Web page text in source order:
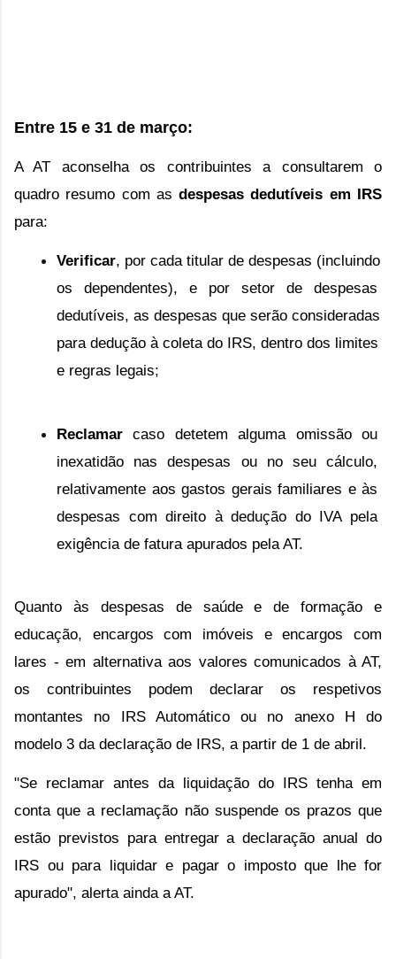
Entre 15 e 31 de março:
A AT aconselha os contribuintes a consultarem o
quadro resumo com as despesas dedutíveis em IRS
para:
Verificar, por cada titular de despesas (incluindo
os dependentes), e por setor de despesas
dedutíveis, as despesas que serão consideradas
para dedução à coleta do IRS, dentro dos limites
e regras legais;
Reclamar caso detetem alguma omissão ou
inexatidão nas despesas ou no seu cálculo,
relativamente aos gastos gerais familiares e às
despesas com direito à dedução do IVA pela
exigência de fatura apurados pela AT.
Quanto às despesas de saúde e de formação e
educação, encargos com imóveis e encargos com
lares - em alternativa aos valores comunicados à AT,
os contribuintes podem declarar os respetivos
montantes no IRS Automático ou no anexo H do
modelo 3 da declaração de IRS, a partir de 1 de abril.
"Se reclamar antes da liquidação do IRS tenha em
conta que a reclamação não suspende os prazos que
estão previstos para entregar a declaração anual do
IRS ou para liquidar e pagar o imposto que lhe for
apurado", alerta ainda a AT.